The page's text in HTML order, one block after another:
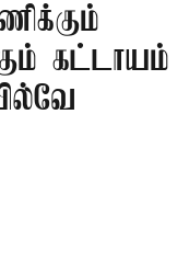
கட்டாயம்